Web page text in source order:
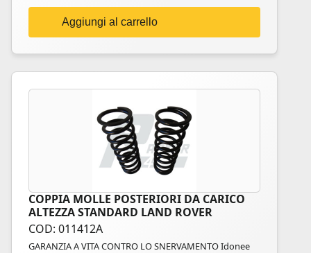
Aggiungi al carrello
COPPIA MOLLE POSTERIORI DA CARICO
ALTEZZA STANDARD LAND ROVER
COD: 011412A
GARANZIA A VITA CONTRO LO SNERVAMENTO Idonee